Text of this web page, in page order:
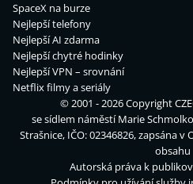
SpaceX na burze
Nejlepší telefony
Nejlepší AI zdarma
Nejlepší chytré hodinky
Nejlepší VPN – srovnání
Netflix filmy a seriály
© 2001 - 2026 Copyright
se sídlem náměstí Marie
Strašnice, IČO: 02346826, zapsána v
obsahu
Autorská práva k